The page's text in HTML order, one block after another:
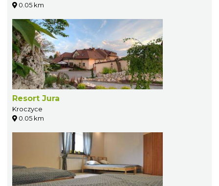
0.05 km
Resort Jura
Kroczyce
0.05 km